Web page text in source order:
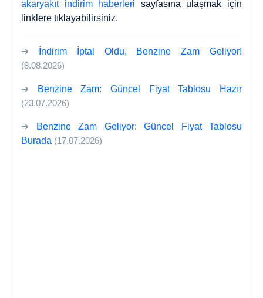
akaryakıt indirim haberleri sayfasına ulaşmak için
linklere tıklayabilirsiniz.
➔
İndirim İptal Oldu, Benzine Zam Geliyor!
(8.08.2026)
➔
Benzine Zam: Güncel Fiyat Tablosu Hazır
(23.07.2026)
➔
Benzine Zam Geliyor: Güncel Fiyat Tablosu
Burada (17.07.2026)